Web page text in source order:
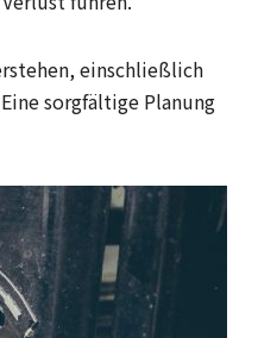
einschließlich
sorgfältige Planung